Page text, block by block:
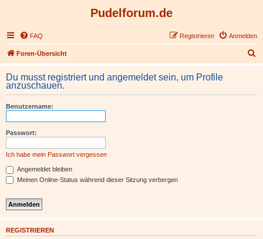
Pudelforum.de
FAQ Anmelden
Registrieren
Foren-Übersicht
u
h
Du musst registriert und angemeldet sein, um Profile
anzuschauen.
Benutzername:
Passwort:
Ich habe mein Passwort vergessen
Angemeldet bleiben
Meinen Online-Status während dieser Sitzung verbergen
REGISTRIEREN